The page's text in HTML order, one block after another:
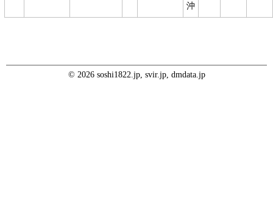
沖
© 2026 soshi1822.jp, svir.jp, dmdata.jp